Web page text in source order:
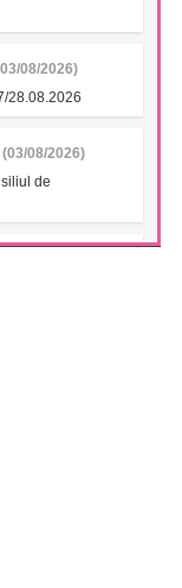
08/2026)
28.08.2026
(03/08/2026)
de